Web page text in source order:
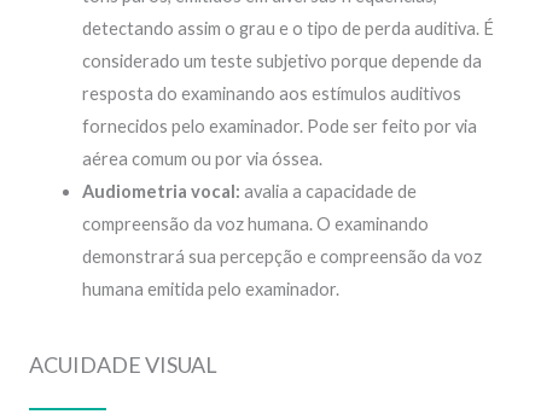
detectando assim o grau e o tipo de perda auditiva. É
considerado um teste subjetivo porque depende da
resposta do examinando aos estímulos auditivos
fornecidos pelo examinador. Pode ser feito por via
aérea comum ou por via óssea.
Audiometria vocal: avalia a capacidade de
compreensão da voz humana. O examinando
demonstrará sua percepção e compreensão da voz
humana emitida pelo examinador.
ACUIDADE VISUAL